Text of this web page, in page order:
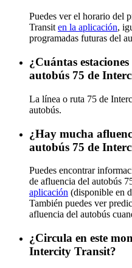
Puedes ver el horario del
Transit en la aplicación,
programadas futuras del
¿Cuántas
autobús 75 de
La línea o ruta 75 de
autobús.
¿Hay mucha
autobús 75 de
Puedes encontrar
de afluencia del autobús
aplicación (disponible en
También puedes ver
afluencia del autobús
¿Circula en este
Intercity Transit?